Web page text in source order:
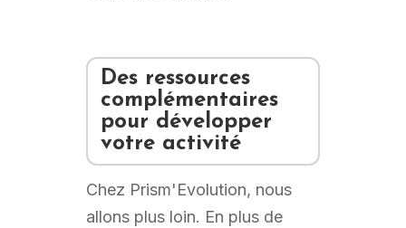
Des ressources
complémentaires
pour développer
votre activité
Chez Prism'Evolution, nous
allons plus loin. En plus de